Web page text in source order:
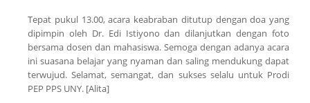
Tepat pukul 13.00, acara keabraban ditutup dengan doa yang
dipimpin oleh Dr. Edi Istiyono dan dilanjutkan dengan foto
bersama dosen dan mahasiswa. Semoga dengan adanya acara
ini suasana belajar yang nyaman dan saling mendukung dapat
terwujud. Selamat, semangat, dan sukses selalu untuk Prodi
PEP PPS UNY. [Alita]